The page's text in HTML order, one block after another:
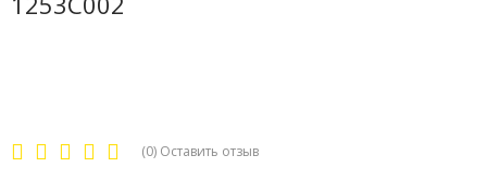
(0) Оставить отзыв